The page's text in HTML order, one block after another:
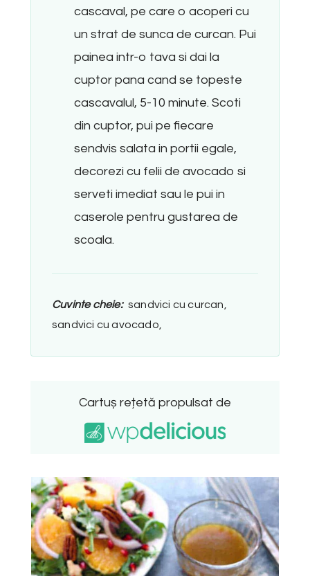
cascaval, pe care o acoperi cu
un strat de sunca de curcan. Pui
painea intr-o tava si dai la
cuptor pana cand se topeste
cascavalul, 5-10 minute. Scoti
din cuptor, pui pe fiecare
sendvis salata in portii egale,
decorezi cu felii de avocado si
serveti imediat sau le pui in
caserole pentru gustarea de
scoala.
Cuvinte cheie: sandvici cu curcan,
sandvici cu avocado,
Cartuș rețetă propulsat de